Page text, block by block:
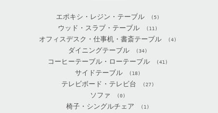
エポキシ・レジン・テーブル (5)
ウッド・スラブ・テーブル (11)
オフィスデスク・仕事机・書斎テーブル (4)
ダイニングテーブル (34)
コーヒーテーブル・ローテーブル (41)
サイドテーブル (18)
テレビボード・テレビ台 (27)
ソファ (0)
椅子・シングルチェア (1)